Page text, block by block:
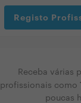
Registo
Receba várias
profissionais como
poucas